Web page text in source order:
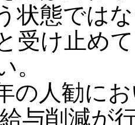
状態では
受け止め
。
人勧に
与削減が